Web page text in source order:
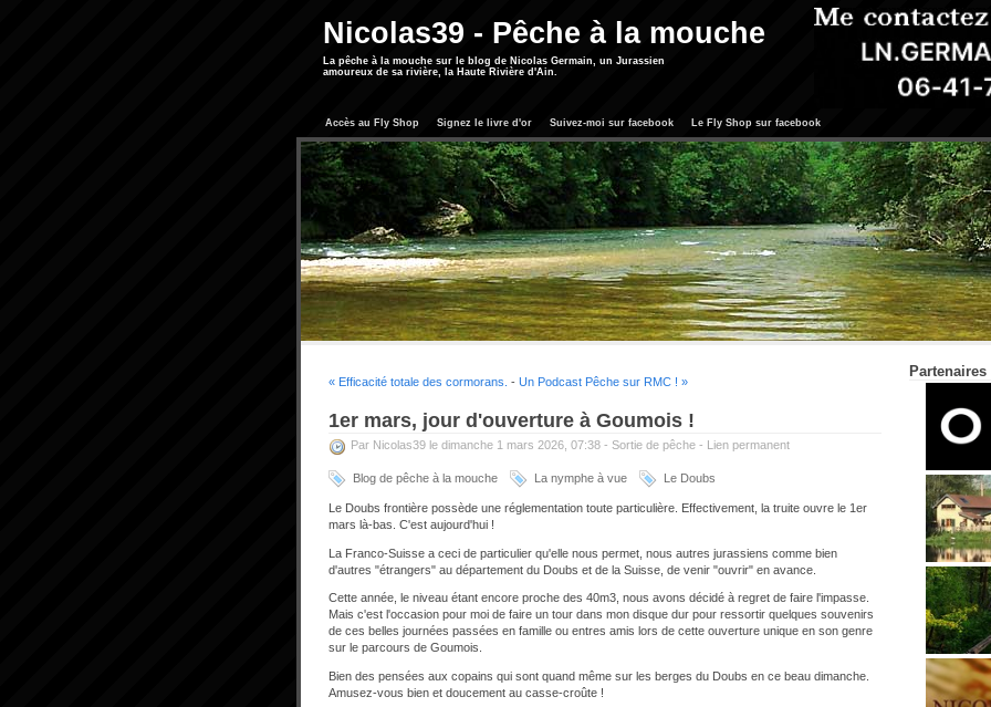
Nicolas39 - Pêche à la mouche
La pêche à la mouche sur le blog de Nicolas Germain, un Jurassien
amoureux de sa rivière, la Haute Rivière d'Ain.
Accès au Fly Shop Signez le livre d'or Suivez-moi sur facebook Le Fly Shop sur facebook
« Efficacité totale des cormorans. - Un Podcast Pêche sur RMC ! »
1er mars, jour d'ouverture à Goumois !
Par Nicolas39 le dimanche 1 mars 2026, 07:38 - Sortie de pêche - Lien permanent
Blog de pêche à la mouche La nymphe à vue Le Doubs
Le Doubs frontière possède une réglementation toute particulière. Effectivement, la truite ouvre le 1er
mars là-bas. C'est aujourd'hui !
La Franco-Suisse a ceci de particulier qu'elle nous permet, nous autres jurassiens comme bien
d'autres "étrangers" au département du Doubs et de la Suisse, de venir "ouvrir" en avance.
Cette année, le niveau étant encore proche des 40m3, nous avons décidé à regret de faire l'impasse.
Mais c'est l'occasion pour moi de faire un tour dans mon disque dur pour ressortir quelques souvenirs
de ces belles journées passées en famille ou entres amis lors de cette ouverture unique en son genre
sur le parcours de Goumois.
Bien des pensées aux copains qui sont quand même sur les berges du Doubs en ce beau dimanche.
Amusez-vous bien et doucement au casse-croûte !
Partenaires